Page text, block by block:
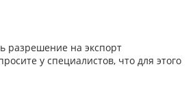
разрешение на экспорт
у специалистов, что для этого